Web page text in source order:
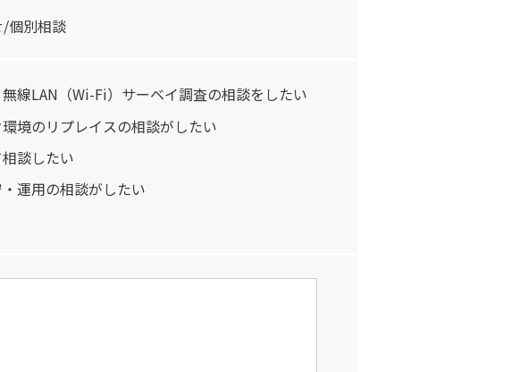
個別相談
線LAN（Wi-Fi）サーベイ調査の相談をしたい
境のリプレイスの相談がしたい
談したい
運用の相談がしたい